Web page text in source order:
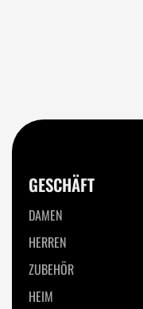
GESCHÄFT
DAMEN
HERREN
ZUBEHÖR
HEIM